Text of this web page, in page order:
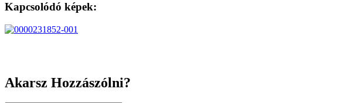
Kapcsolódó képek:
Akarsz Hozzászólni?